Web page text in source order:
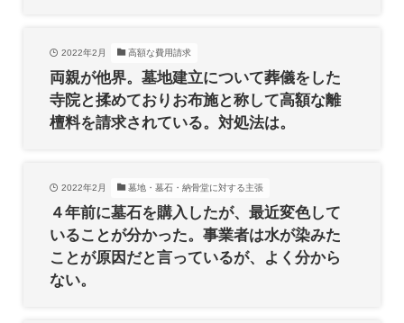
2022年2月 高額な費用請求
両親が他界。墓地建立について葬儀をした
寺院と揉めておりお布施と称して高額な離
檀料を請求されている。対処法は。
2022年2月 墓地・墓石・納骨堂に対する主張
４年前に墓石を購入したが、最近変色して
いることが分かった。事業者は水が染みた
ことが原因だと言っているが、よく分から
ない。